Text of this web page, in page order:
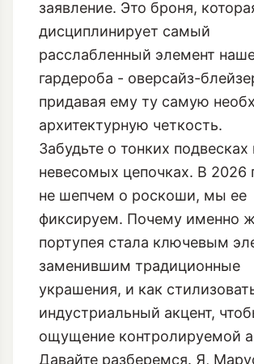
придавая ему ту самую
архитектурную четкость
Забудьте о тонких подвесках
невесомых цепочках. В 2026
не шепчем о роскоши, мы ее
фиксируем. Почему именно
портупея стала ключевым
заменившим традиционные
украшения, и как стилизовать
индустриальный акцент,
ощущение контролируемой
Давайте разберемся. Я,
Плюшкина, гарантирую: после
разбора вы захотите
примерить на себя эту
броню.